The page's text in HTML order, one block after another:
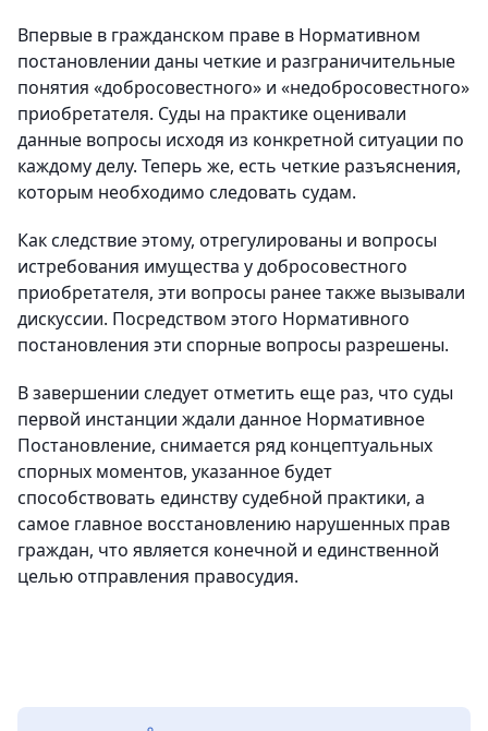
Впервые в гражданском праве в Нормативном
постановлении даны четкие и разграничительные
понятия «добросовестного» и «недобросовестного»
приобретателя. Суды на практике оценивали
данные вопросы исходя из конкретной ситуации по
каждому делу. Теперь же, есть четкие разъяснения,
которым необходимо следовать судам.
Как следствие этому, отрегулированы и вопросы
истребования имущества у добросовестного
приобретателя, эти вопросы ранее также вызывали
дискуссии. Посредством этого Нормативного
постановления эти спорные вопросы разрешены.
В завершении следует отметить еще раз, что суды
первой инстанции ждали данное Нормативное
Постановление, снимается ряд концептуальных
спорных моментов, указанное будет
способствовать единству судебной практики, а
самое главное восстановлению нарушенных прав
граждан, что является конечной и единственной
целью отправления правосудия.